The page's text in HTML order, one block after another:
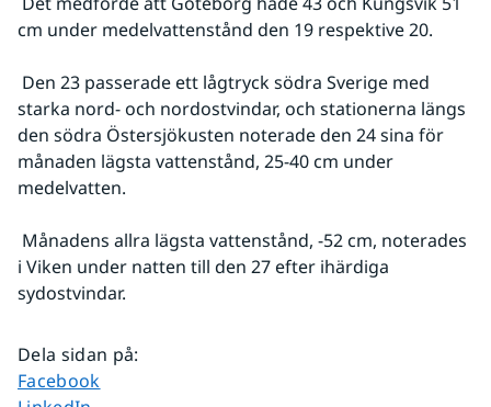
cm under medelvattenstånd den 19 respektive 20.
starka nord- och nordostvindar, och stationerna längs
den södra Östersjökusten noterade den 24 sina för
månaden lägsta vattenstånd, 25-40 cm under
medelvatten.
i Viken under natten till den 27 efter ihärdiga
sydostvindar.
Dela sidan på:
Dela sidan på
Facebook